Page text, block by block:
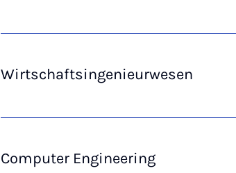
Wirtschaftsingenieurwesen
Computer Engineering